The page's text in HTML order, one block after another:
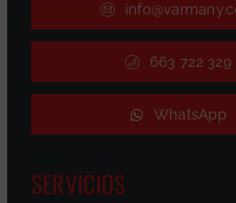
663 722 329
WhatsApp
SERVICIOS